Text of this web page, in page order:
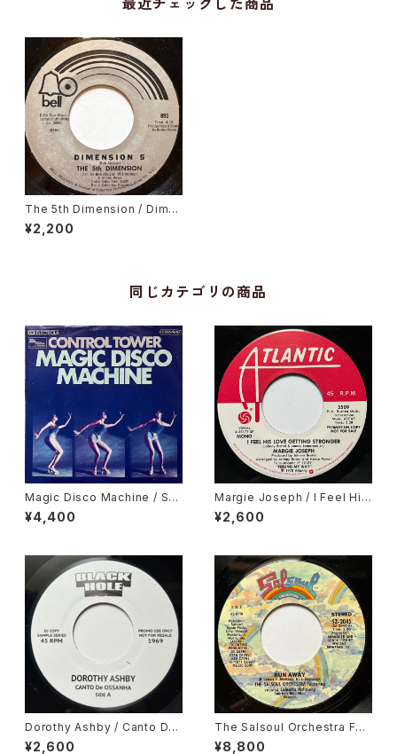
最近チェックした商品
The 5th Dimension / Dime
nsion 5ive, Save The Coun
try
¥2,200
同じカテゴリの商品
Magic Disco Machine / Scr
atchin'
¥4,400
Margie Joseph / I Feel His
Love Getting Stronger
¥2,600
Dorothy Ashby / Canto De
Ossanha, Cause I Need It
¥2,600
The Salsoul Orchestra Fea
turing Vocalist Loleatta Ho
¥8,800